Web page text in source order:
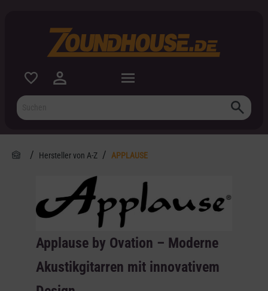
Hersteller von A-Z APPLAUSE
Applause by Ovation – Moderne
Akustikgitarren mit innovativem